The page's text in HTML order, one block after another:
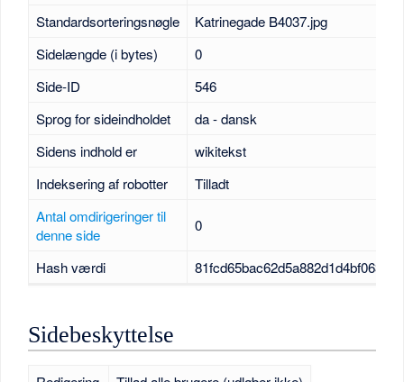
Standardsorteringsnøgle
Katrinegade B4037.jpg
Sidelængde (i bytes)
0
Side-ID
546
Sprog for sideindholdet
da - dansk
Sidens indhold er
wikitekst
Indeksering af robotter
Tilladt
Antal omdirigeringer til
denne side
0
Hash værdi
Sidebeskyttelse